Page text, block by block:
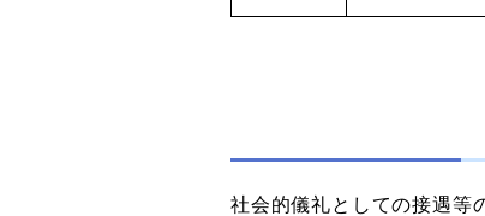
社会的儀礼としての接遇等